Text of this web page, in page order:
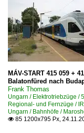
MÁV-START 415 059 +
Balatonfüred nach
Frank Thomas
Ungarn / Elektrotriebzüge
Regional- und Fernzüge /
Ungarn / Bahnhöfe /
 85 1200x795 Px,